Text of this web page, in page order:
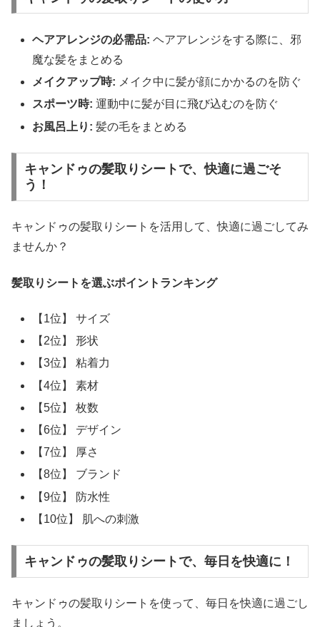
ヘアアレンジの必需品: ヘアアレンジをする際に、邪
魔な髪をまとめる
メイクアップ時: メイク中に髪が顔にかかるのを防ぐ
スポーツ時: 運動中に髪が目に飛び込むのを防ぐ
お風呂上り: 髪の毛をまとめる
キャンドゥの髪取りシートで、快適に過ごそ
う！
キャンドゥの髪取りシートを活用して、快適に過ごしてみ
ませんか？
髪取りシートを選ぶポイントランキング
【1位】 サイズ
【2位】 形状
【3位】 粘着力
【4位】 素材
【5位】 枚数
【6位】 デザイン
【7位】 厚さ
【8位】 ブランド
【9位】 防水性
【10位】 肌への刺激
キャンドゥの髪取りシートで、毎日を快適に！
キャンドゥの髪取りシートを使って、毎日を快適に過ごし
ましょう。